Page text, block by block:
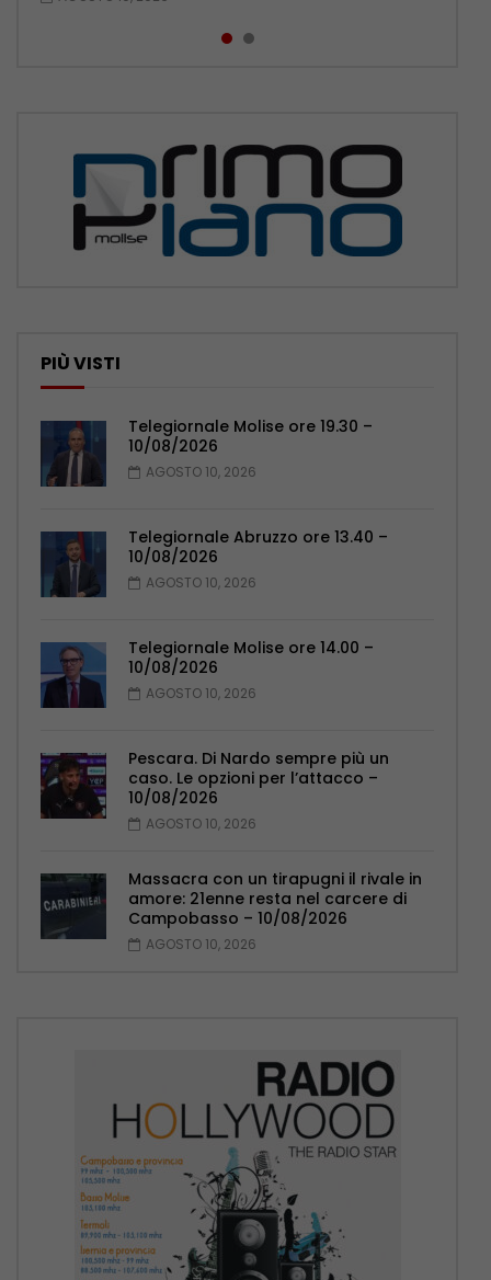
PIÙ VISTI
Telegiornale Molise ore 19.30 –
10/08/2026
AGOSTO 10, 2026
Telegiornale Abruzzo ore 13.40 –
10/08/2026
AGOSTO 10, 2026
Telegiornale Molise ore 14.00 –
10/08/2026
AGOSTO 10, 2026
Pescara. Di Nardo sempre più un
caso. Le opzioni per l’attacco –
10/08/2026
AGOSTO 10, 2026
Massacra con un tirapugni il rivale in
amore: 21enne resta nel carcere di
Campobasso – 10/08/2026
AGOSTO 10, 2026